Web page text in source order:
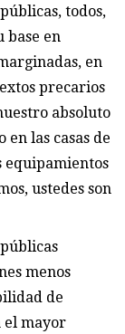
todos,
base en
en
precarios
absoluto
en las casas de
equipamientos
ustedes son
menos
de
el mayor